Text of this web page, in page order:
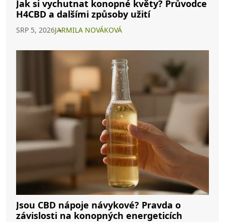
Jak si vychutnat konopné květy? Průvodce
H4CBD a dalšími způsoby užití
SRP 5, 2026JARMILA NOVÁKOVÁ
Jsou CBD nápoje návykové? Pravda o
závislosti na konopných energeticích